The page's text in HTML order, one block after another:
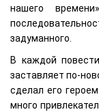
нашего
задуманного.
В каждой
заставляет по-
сделал его
много